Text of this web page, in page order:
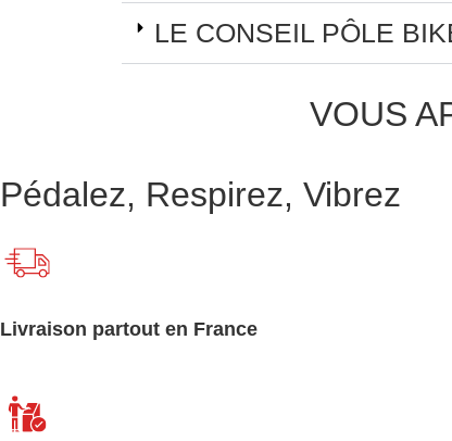
LE CONSEIL PÔLE
VOUS
Pédalez, Respirez, Vibrez
Livraison partout en France